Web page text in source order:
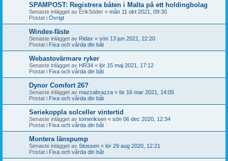
SPAMPOST: Registrera båten i Malta på ett holdingbolag
Senaste inlägget av ErikSöder « mån 11 okt 2021, 09:30
Postat i Övrigt
Windex-fäste
Senaste inlägget av Ridax « sön 13 jun 2021, 22:20
Postat i Fixa och vårda din båt
Webastovärmare ryker
Senaste inlägget av HR34 « lör 15 maj 2021, 17:12
Postat i Fixa och vårda din båt
Dynor Comfort 26?
Senaste inlägget av mazzabrazza « tis 16 mar 2021, 14:05
Postat i Fixa och vårda din båt
Seriekoppla solceller vintertid
Senaste inlägget av tomeriksen « sön 06 dec 2020, 12:34
Postat i Fixa och vårda din båt
Montera länspump
Senaste inlägget av Stossen « lör 29 aug 2020, 12:21
Postat i Fixa och vårda din båt